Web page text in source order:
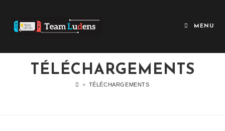
MENU
TÉLÉCHARGEMENTS
> TÉLÉCHARGEMENTS